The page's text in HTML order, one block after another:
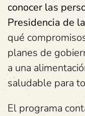
conocer las
Presidencia de
qué
planes de
a una
saludable para
El programa